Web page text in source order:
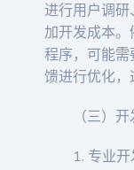
进行用户调
加开发成本
程序，可能
馈进行优化，
（三）
1. 专业